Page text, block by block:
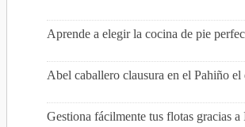
Aprende a elegir la cocina de pie
Abel caballero clausura en el
Gestiona fácilmente tus flotas gracias a